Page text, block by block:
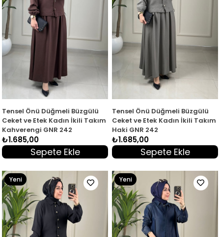
Tensel Önü Düğmeli Büzgülü
Ceket ve Etek Kadın İkili Takım
Kahverengi GNR 242
₺1.685,00
Sepete Ekle
Tensel Önü Düğmeli Büzgülü
Ceket ve Etek Kadın İkili Takım
Haki GNR 242
₺1.685,00
Sepete Ekle
Yeni
Ürün
Yeni
Ürün